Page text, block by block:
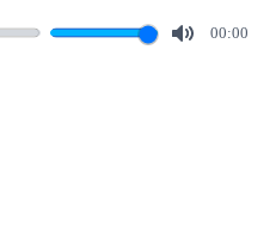
00:00